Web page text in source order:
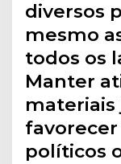
diversos
mesmo
todos os
Manter
materiais
políticos